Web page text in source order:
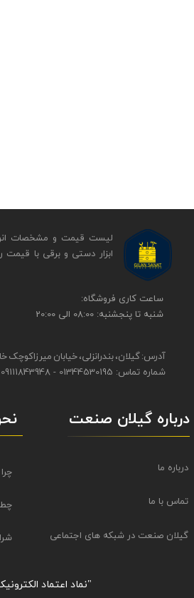
​​ساعت کاری فروشگاه:
شنبه تا پنجشنبه: 08:00 الی 20:00
آدرس: گیلان، بندرانزلی، خیابان
شماره تماس: 01344530195 - 09111843948
لیست قیمت و مشخصات
ابزار دستی و برقی ​​​​​​​با قیمت
"نماد اعتماد
درباره گیلان صنعت
درباره ما
تماس با ما
گیلان صنعت در شبکه های اجتماعی